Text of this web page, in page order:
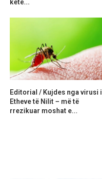
ketë...
Editorial / Kujdes nga virusi i
Etheve të Nilit – më të
rrezikuar moshat e...